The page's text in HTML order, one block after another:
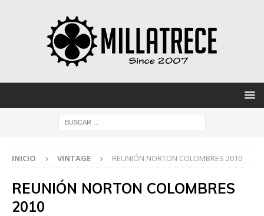
INICIO VINTAGE REUNIÓN NORTON COLOMBRES 2010
REUNIÓN NORTON COLOMBRES
2010